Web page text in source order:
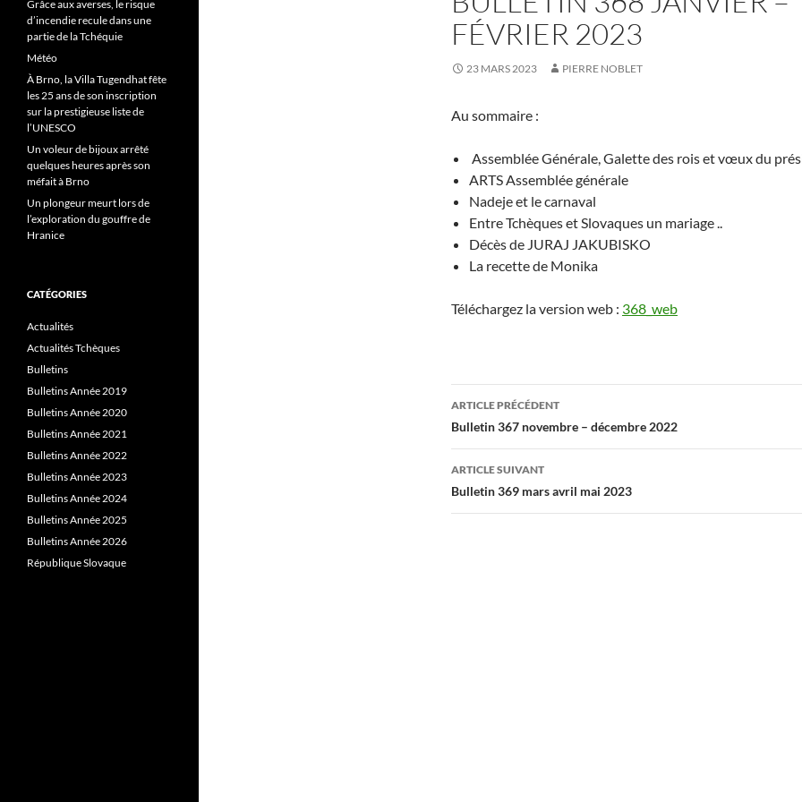
FÉVRIER 2023
23 MARS 2023 PIERRE NOBLET
Au sommaire :
Assemblée Générale, Galette des rois et vœux du
ARTS Assemblée générale
Nadeje et le carnaval
Entre Tchèques et Slovaques un mariage ..
Décès de JURAJ JAKUBISKO
La recette de Monika
Téléchargez la version web : 368_web
Navigation
des
articles
ARTICLE PRÉCÉDENT
Bulletin 367 novembre – décembre 2022
ARTICLE SUIVANT
Bulletin 369 mars avril mai 2023
Grâce aux averses, le risque
d’incendie recule dans une
partie de la Tchéquie
Météo
À Brno, la Villa Tugendhat fête
les 25 ans de son inscription
sur la prestigieuse liste de
l’UNESCO
Un voleur de bijoux arrêté
quelques heures après son
méfait à Brno
Un plongeur meurt lors de
l’exploration du gouffre de
Hranice
CATÉGORIES
Actualités
Actualités Tchèques
Bulletins
Bulletins Année 2019
Bulletins Année 2020
Bulletins Année 2021
Bulletins Année 2022
Bulletins Année 2023
Bulletins Année 2024
Bulletins Année 2025
Bulletins Année 2026
République Slovaque